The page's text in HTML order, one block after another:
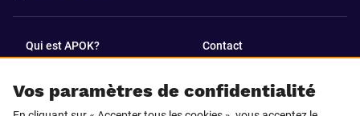
Vos paramètres de confidentialité
Qui est APOK? Contact
SUIVEZ-NOUS SUR